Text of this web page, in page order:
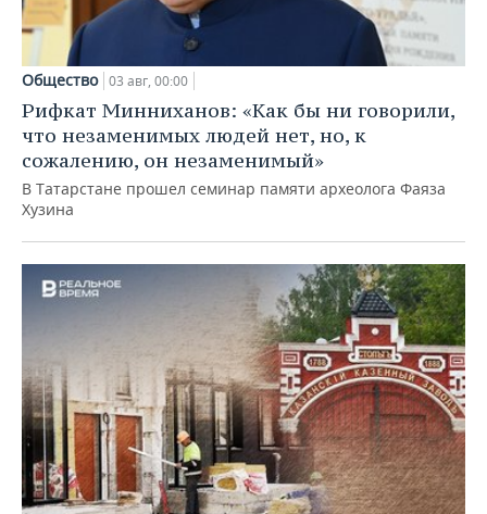
Общество 03 авг, 00:00
Рифкат Минниханов: «Как бы ни говорили,
что незаменимых людей нет, но, к
сожалению, он незаменимый»
В Татарстане прошел семинар памяти археолога Фаяза
Хузина